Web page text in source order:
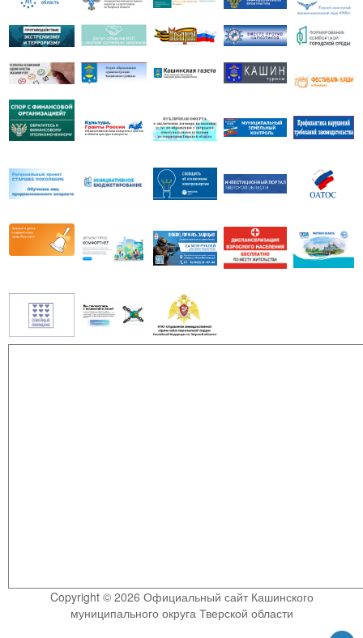
Copyright © 2026 Официальный сайт Кашинского
муниципального округа Тверской области